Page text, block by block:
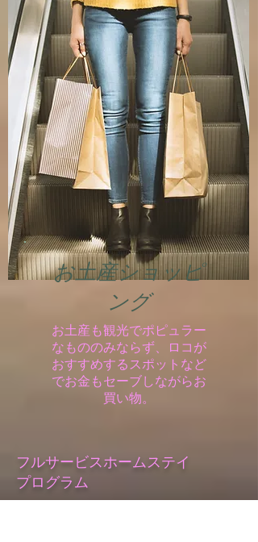
お土産ショッピ
ング
​お土産も観光でポピュラー
なもののみならず、ロコが
おすすめするスポットなど
でお金もセーブしながらお
買い物。
フルサービスホームステイ
​プログラム